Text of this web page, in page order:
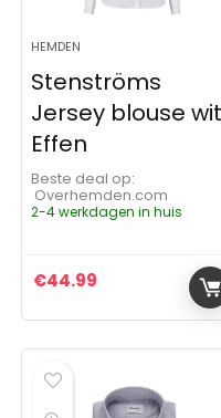
HEMDEN
Stenströms
Jersey blouse
Effen
Beste deal op:
Overhemden.com
2-4 werkdagen in huis
€44.99